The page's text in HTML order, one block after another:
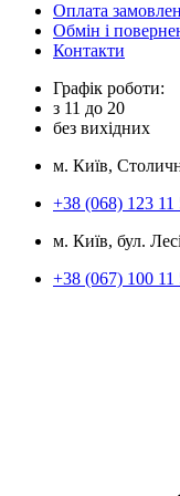
Оплата
Обмін і
Контакти
Графік роботи:
з 11 до 20
без вихідних
м. Київ,
+38 (068) 123 11
м. Київ, бул.
+38 (067) 100 11